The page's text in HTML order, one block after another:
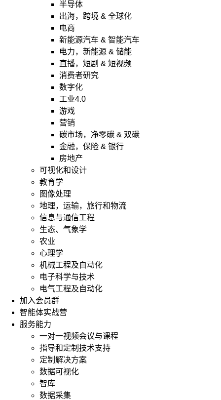
半导体
出海，跨境 & 全球化
电商
新能源汽车 & 智能汽车
电力，新能源 & 储能
直播，短剧 & 短视频
消费者研究
数字化
工业4.0
游戏
营销
碳市场，净零碳 & 双碳
金融，保险 & 银行
房地产
可视化和设计
教育学
图像处理
地理，运输，旅行和物流
信息与通信工程
生态、气象学
农业
心理学
机械工程及自动化
电子科学与技术
电气工程及自动化
加入会员群
智能体实战营
服务能力
一对一视频会议与课程
指导和定制技术支持
定制解决方案
数据可视化
智库
数据采集